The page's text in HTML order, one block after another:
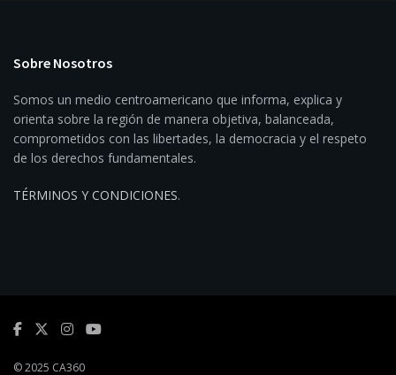
Sobre Nosotros
Somos un medio centroamericano que informa, explica y
orienta sobre la región de manera objetiva, balanceada,
comprometidos con las libertades, la democracia y el respeto
de los derechos fundamentales.
TÉRMINOS Y CONDICIONES.
© 2025 CA360